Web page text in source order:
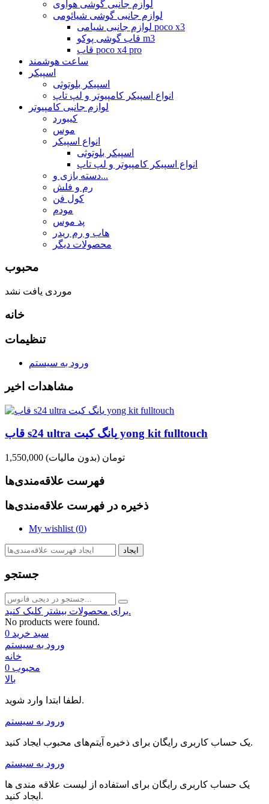
لوازم جانبی گوشی هواوی
لوازم جانبی گوشی شیائومی
لوازم جانبی شیامی poco x3
قاب گوشی پوکو m3
قاب poco x4 pro
ساعت هوشمند
اسپیکر
اسپیکر بلوتوثی
انواع اسپیکر کامپیوتر و لپ تاپ
لوازم جانبی کامپیوتر
کیبورد
موس
انواع اسپیکر
اسپیکر بلوتوثی
انواع اسپیکر کامپیوتر و لپ تاپ
دسته بازی و...
رم و فلش
کول فن
مودم
پد موس
هاب و رم ریدر
محصولات دیگر
محبوب
موردی یافت نشد
خانه
تنظیمات
ورود به سیستم
مشاهدات اخیر
قاب s24 ultra یانگ کیت yong kit fulltouch
1,550,000 تومان (بدون مالیات)
فهرست علاقه‌مندی‌ها
ذخیره در فهرست علاقه‌مندی‌ها
My wishlist (0)
ایجاد
جستجو
برای محصولات بیشتر کلیک کنید.
No products were found.
سبد خرید 0
ورود به سیستم
خانه
محبوب 0
بالا
لطفا ابتدا وارد شوید.
ورود به سیستم
یک حساب کاربری رایگان برای ذخیره آیتم‌های محبوب ایجاد کنید.
ورود به سیستم
یک حساب کاربری رایگان برای استفاده از لیست علاقه مندی ها
ایجاد کنید.